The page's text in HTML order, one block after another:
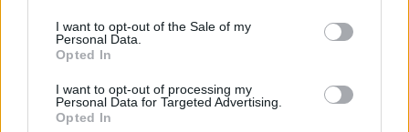
I want to opt-out of the Sale of my
Personal Data.
Opted In
I want to opt-out of processing my
Personal Data for Targeted Advertising.
Opted In
Philip Glass: Παγκόσμια γιορτή για τα 90ά
γενέθλιά του με πρεμιέρα της “Συμφωνίας
Νο. 15: Lincoln”